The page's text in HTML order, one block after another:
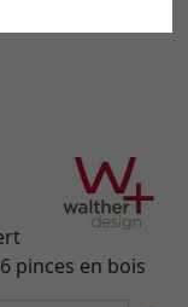
pinces en bois